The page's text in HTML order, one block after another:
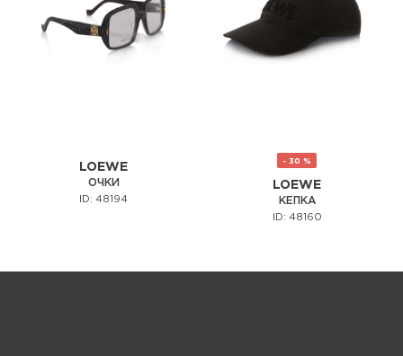
LOEWE
ОЧКИ
ID: 48194
- 30 %
LOEWE
КЕПКА
ID: 48160